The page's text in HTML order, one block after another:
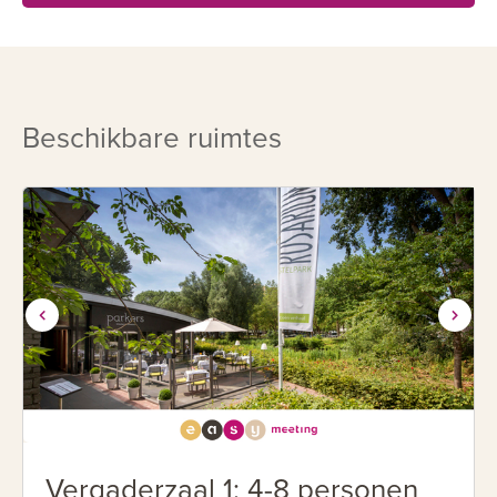
Rosarium hanteert de etiquette en stijl die past bij de
(in)formele sfeer van elk evenement. Door de jarenlange
ervaring in evenementen bent u bij Rosarium verzekerd
van gastvrije en professionele begeleiding. Uw evenement
wordt op basis van uw wensen op maat samengesteld.
Voor vele terugkerende gasten is Rosarium daarom
vertrouwd, en is één woord genoeg om de wensen te
kennen.
Beschikbare ruimtes
Vergaderzaal 1: 4-8 personen